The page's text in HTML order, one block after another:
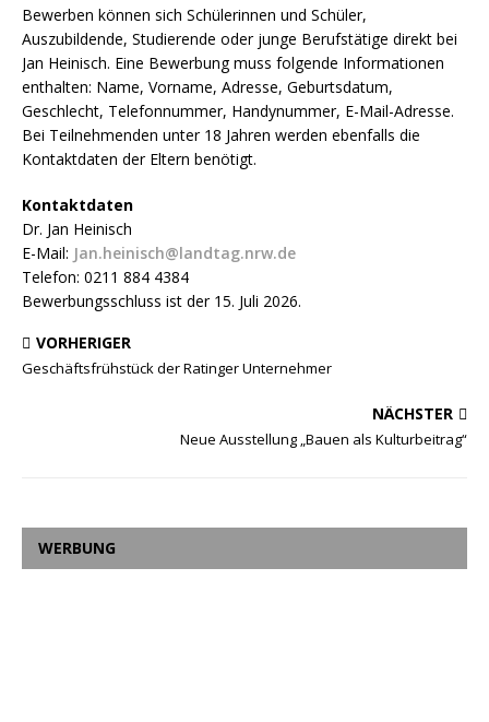
Bewerben können sich Schülerinnen und Schüler,
Auszubildende, Studierende oder junge Berufstätige direkt bei
Jan Heinisch. Eine Bewerbung muss folgende Informationen
enthalten: Name, Vorname, Adresse, Geburtsdatum,
Geschlecht, Telefonnummer, Handynummer, E-Mail-Adresse.
Bei Teilnehmenden unter 18 Jahren werden ebenfalls die
Kontaktdaten der Eltern benötigt.
Kontaktdaten
Dr. Jan Heinisch
E-Mail: Jan.heinisch@landtag.nrw.de
Telefon: 0211 884 4384
Bewerbungsschluss ist der 15. Juli 2026.
VORHERIGER
Geschäftsfrühstück der Ratinger Unternehmer
NÄCHSTER
Neue Ausstellung „Bauen als Kulturbeitrag“
WERBUNG